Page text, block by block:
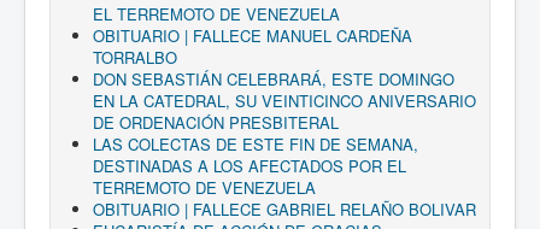
EL TERREMOTO DE VENEZUELA
OBITUARIO | FALLECE MANUEL CARDEÑA
TORRALBO
DON SEBASTIÁN CELEBRARÁ, ESTE DOMINGO
EN LA CATEDRAL, SU VEINTICINCO ANIVERSARIO
DE ORDENACIÓN PRESBITERAL
LAS COLECTAS DE ESTE FIN DE SEMANA,
DESTINADAS A LOS AFECTADOS POR EL
TERREMOTO DE VENEZUELA
OBITUARIO | FALLECE GABRIEL RELAÑO BOLIVAR